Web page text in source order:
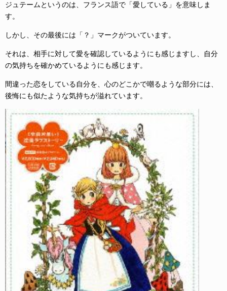
ジュテームというのは、フランス語で「愛している」を意味しま
す。
しかし、その最後には「？」マークがついています。
それは、相手に対して愛を確認しているようにも感じますし、自分
の気持ちを確かめているようにも感じます。
間違った恋をしている自分を、心のどこかで嘲るような部分には、
後悔にも似たような気持ちが溢れています。